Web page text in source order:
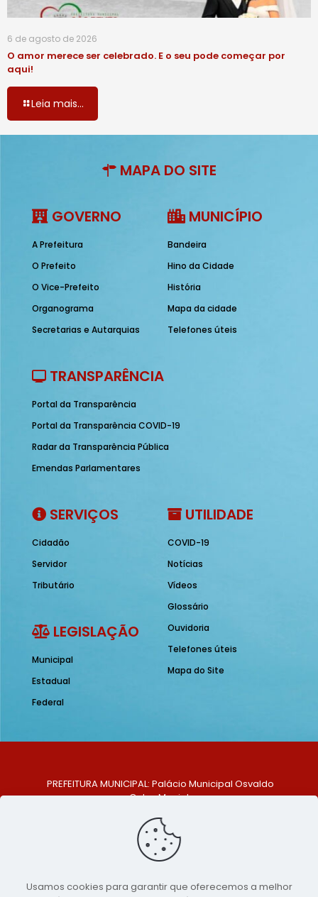
6 de agosto de 2026
O amor merece ser celebrado. E o seu pode começar por
aqui!
Leia mais...
MAPA DO SITE
GOVERNO
A Prefeitura
O Prefeito
O Vice-Prefeito
Organograma
Secretarias e Autarquias
MUNICÍPIO
Bandeira
Hino da Cidade
História
Mapa da cidade
Telefones úteis
TRANSPARÊNCIA
Portal da Transparência
Portal da Transparência COVID-19
Radar da Transparência Pública
Emendas Parlamentares
SERVIÇOS
Cidadão
Servidor
Tributário
LEGISLAÇÃO
Municipal
Estadual
Federal
UTILIDADE
COVID-19
Notícias
Vídeos
Glossário
Ouvidoria
Telefones úteis
Mapa do Site
PREFEITURA MUNICIPAL: Palácio Municipal Osvaldo
Celso Maciel
Centro, São Bento do Una - PE. CEP: 553370-128
TELEFONE: (81) 99548-1569
E-MAIL: ouvidoria@saobentodouna.pe.gov.br
Usamos cookies para garantir que oferecemos a melhor